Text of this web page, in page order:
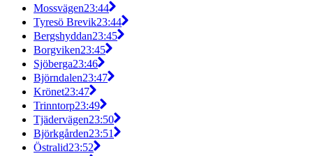
Mossvägen23:44
Tyresö Brevik23:44
Bergshyddan23:45
Borgviken23:45
Sjöberga23:46
Björndalen23:47
Krönet23:47
Trinntorp23:49
Tjädervägen23:50
Björkgården23:51
Östralid23:52